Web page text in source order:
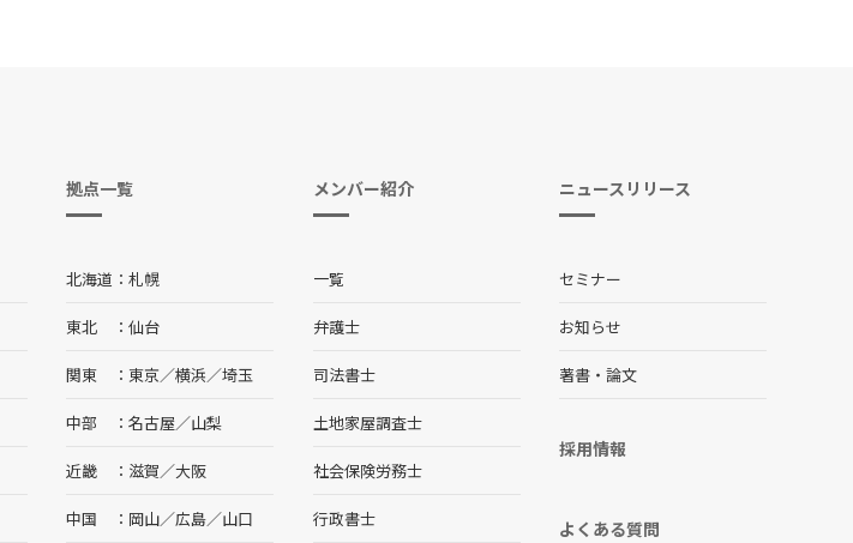
拠点一覧
北海道 札幌
東北 仙台
関東 東京／横浜／埼玉
中部 名古屋／山梨
近畿 滋賀／大阪
中国 岡山／広島／山口
メンバー紹介
一覧
弁護士
司法書士
土地家屋調査士
社会保険労務士
行政書士
ニュースリリース
セミナー
お知らせ
著書・論文
採用情報
よくある質問